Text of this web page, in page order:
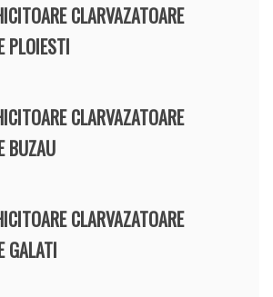
CLARVAZATOARE
PLOIESTI
CLARVAZATOARE
BUZAU
CLARVAZATOARE
GALATI